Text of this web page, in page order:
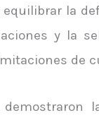
la
y la
de